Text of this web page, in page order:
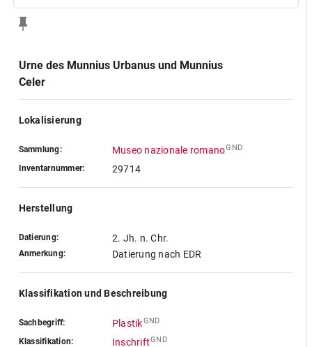
Urne des Munnius Urbanus und Munnius
Celer
Lokalisierung
Sammlung: Museo nazionale romanoGND
Inventarnummer: 29714
Herstellung
Datierung: 2. Jh. n. Chr.
Anmerkung: Datierung nach EDR
Klassifikation und Beschreibung
Sachbegriff: PlastikGND
Klassifikation: InschriftGND